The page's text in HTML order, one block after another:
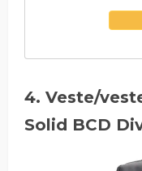
4. Veste/
Solid BCD